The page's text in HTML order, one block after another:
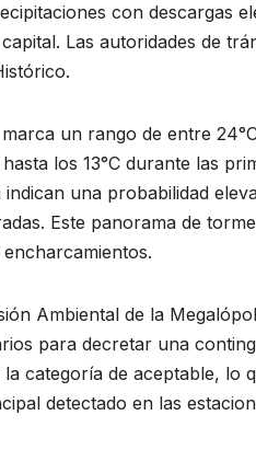
con descargas
Las autoridades de
un rango de entre
los 13°C durante las
una probabilidad
Este panorama de
Ambiental de la
para decretar una
categoría de aceptable, lo
detectado en las